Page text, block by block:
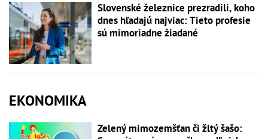
Slovenské železnice prezradili, koho
dnes hľadajú najviac: Tieto profesie
sú mimoriadne žiadané
EKONOMIKA
Zelený mimozemšťan či žltý šašo: